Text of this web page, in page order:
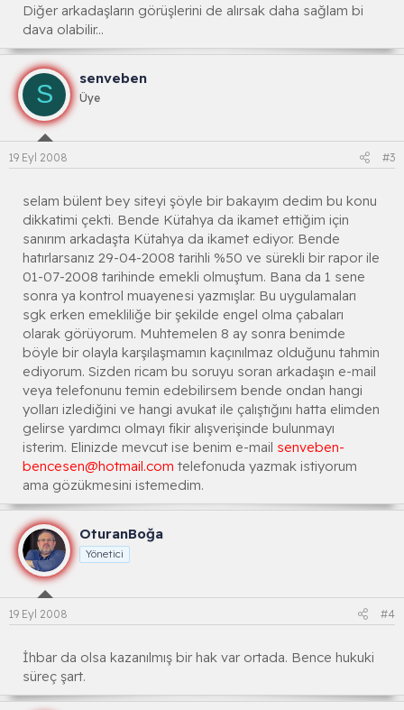
Diğer arkadaşların görüşlerini de alırsak daha sağlam bi
dava olabilir...
S
senveben
Üye
19 Eyl 2008 #3
selam bülent bey siteyi şöyle bir bakayım dedim bu konu
dikkatimi çekti. Bende Kütahya da ikamet ettiğim için
sanırım arkadaşta Kütahya da ikamet ediyor. Bende
hatırlarsanız 29-04-2008 tarihli %50 ve sürekli bir rapor ile
01-07-2008 tarihinde emekli olmuştum. Bana da 1 sene
sonra ya kontrol muayenesi yazmışlar. Bu uygulamaları
sgk erken emekliliğe bir şekilde engel olma çabaları
olarak görüyorum. Muhtemelen 8 ay sonra benimde
böyle bir olayla karşılaşmamın kaçınılmaz olduğunu tahmin
ediyorum. Sizden ricam bu soruyu soran arkadaşın e-mail
veya telefonunu temin edebilirsem bende ondan hangi
yolları izlediğini ve hangi avukat ile çalıştığını hatta elimden
gelirse yardımcı olmayı fikir alışverişinde bulunmayı
isterim. Elinizde mevcut ise benim e-mail senveben-
bencesen@hotmail.com telefonuda yazmak istiyorum
ama gözükmesini istemedim.
OturanBoğa
Yönetici
19 Eyl 2008 #4
İhbar da olsa kazanılmış bir hak var ortada. Bence hukuki
süreç şart.